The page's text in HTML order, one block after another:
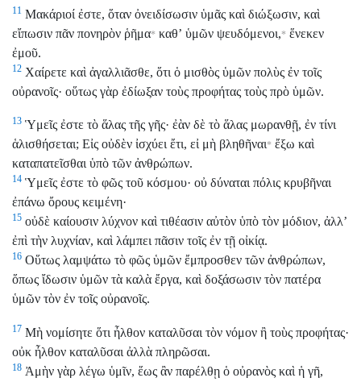
11 Μακάριοί ἐστε, ὅταν ὀνειδίσωσιν ὑμᾶς καὶ διώξωσιν, καὶ
εἴπωσιν πᾶν πονηρὸν ῥῆμα* καθʼ ὑμῶν ψευδόμενοι,* ἕνεκεν
ἐμοῦ.
12 Χαίρετε καὶ ἀγαλλιᾶσθε, ὅτι ὁ μισθὸς ὑμῶν πολὺς ἐν τοῖς
οὐρανοῖς· οὕτως γὰρ ἐδίωξαν τοὺς προφήτας τοὺς πρὸ ὑμῶν.
13 Ὑμεῖς ἐστε τὸ ἅλας τῆς γῆς· ἐὰν δὲ τὸ ἅλας μωρανθῇ, ἐν τίνι
ἁλισθήσεται; Εἰς οὐδὲν ἰσχύει ἔτι, εἰ μὴ βληθῆναι* ἔξω καὶ
καταπατεῖσθαι ὑπὸ τῶν ἀνθρώπων.
14 Ὑμεῖς ἐστε τὸ φῶς τοῦ κόσμου· οὐ δύναται πόλις κρυβῆναι
ἐπάνω ὄρους κειμένη·
15 οὐδὲ καίουσιν λύχνον καὶ τιθέασιν αὐτὸν ὑπὸ τὸν μόδιον, ἀλλʼ
ἐπὶ τὴν λυχνίαν, καὶ λάμπει πᾶσιν τοῖς ἐν τῇ οἰκίᾳ.
16 Οὕτως λαμψάτω τὸ φῶς ὑμῶν ἔμπροσθεν τῶν ἀνθρώπων,
ὅπως ἴδωσιν ὑμῶν τὰ καλὰ ἔργα, καὶ δοξάσωσιν τὸν πατέρα
ὑμῶν τὸν ἐν τοῖς οὐρανοῖς.
17 Μὴ νομίσητε ὅτι ἦλθον καταλῦσαι τὸν νόμον ἢ τοὺς προφήτας·
οὐκ ἦλθον καταλῦσαι ἀλλὰ πληρῶσαι.
18 Ἀμὴν γὰρ λέγω ὑμῖν, ἕως ἂν παρέλθῃ ὁ οὐρανὸς καὶ ἡ γῆ,